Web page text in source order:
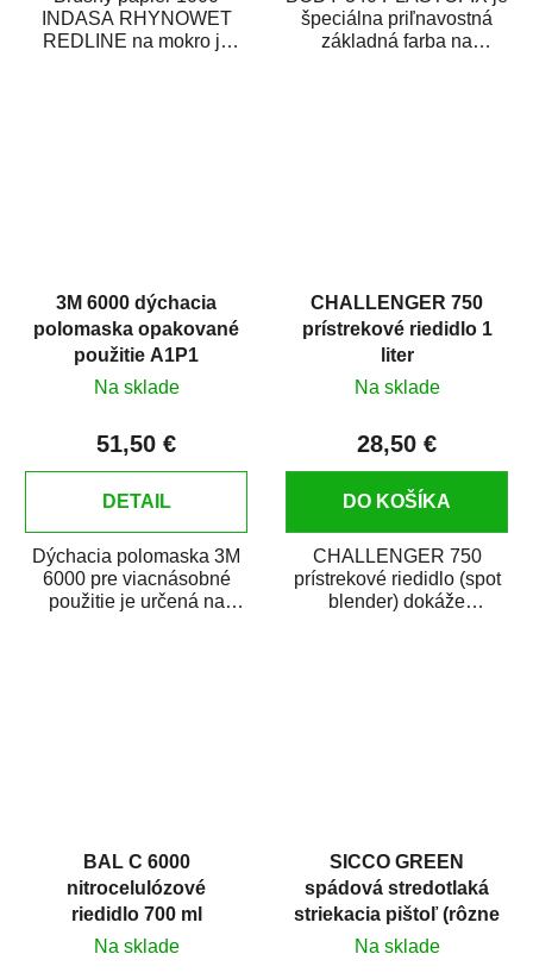
INDASA RHYNOWET
REDLINE na mokro je
špeciálna priľnavostná
základná farba na
3M 6000 dýchacia
polomaska opakované
použitie A1P1
Na sklade
51,50 €
DETAIL
Dýchacia polomaska 3M
6000 pre viacnásobné
použitie je určená na
CHALLENGER 750
prístrekové riedidlo 1
liter
Na sklade
28,50 €
DO KOŠÍKA
CHALLENGER 750
prístrekové riedidlo (spot
blender) dokáže
BAL C 6000
nitrocelulózové
riedidlo 700 ml
Na sklade
SICCO GREEN
spádová stredotlaká
striekacia pištoľ (rôzne
trysky)
Na sklade